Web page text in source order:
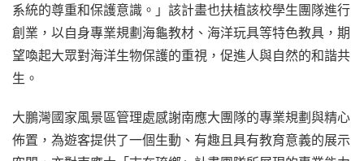
系統的尊重和保護意識。」該計畫也扶植該校學生團隊進行
創業，以自身專業規劃海龜教材、海洋玩具等特色教具，期
望喚起大眾對海洋生物保護的重視，促進人與自然的和諧共
生。
大鵬灣國家風景區管理處感謝南應大團隊的專業規劃與精心
佈置，為遊客提供了一個生動、有趣且具有教育意義的展示